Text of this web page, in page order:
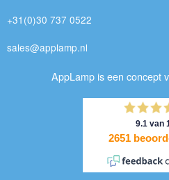
+31(0)30 737 0522
sales@applamp.nl
AppLamp is een concept